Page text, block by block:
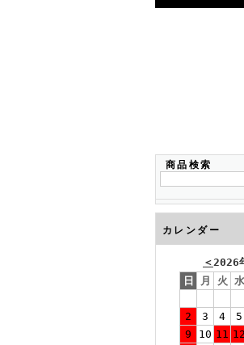
商品検索
カレンダー
＜2026
日
月 火 水
2
3 4 5
9
10 11 12